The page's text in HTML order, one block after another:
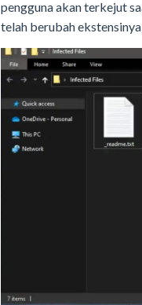
pengguna akan terkejut
telah berubah